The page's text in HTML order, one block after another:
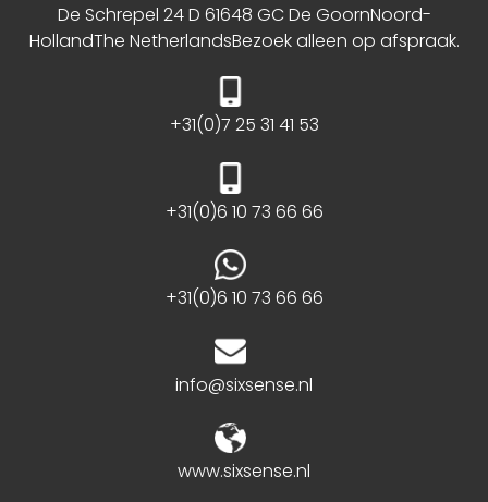
De Schrepel 24 D 61648 GC De GoornNoord-
HollandThe NetherlandsBezoek alleen op afspraak.
+31(0)7 25 31 41 53
+31(0)6 10 73 66 66
+31(0)6 10 73 66 66
info@sixsense.nl
www.sixsense.nl